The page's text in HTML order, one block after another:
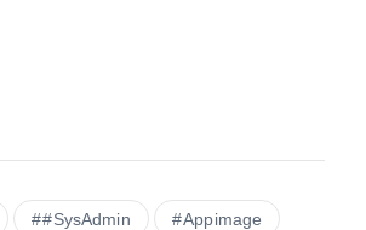
#SysAdmin Appimage